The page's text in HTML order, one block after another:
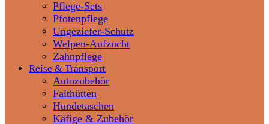
Pflege-Sets
Pfotenpflege
Ungeziefer-Schutz
Welpen-Aufzucht
Zahnpflege
Reise & Transport
Autozubehör
Falthütten
Hundetaschen
Käfige & Zubehör